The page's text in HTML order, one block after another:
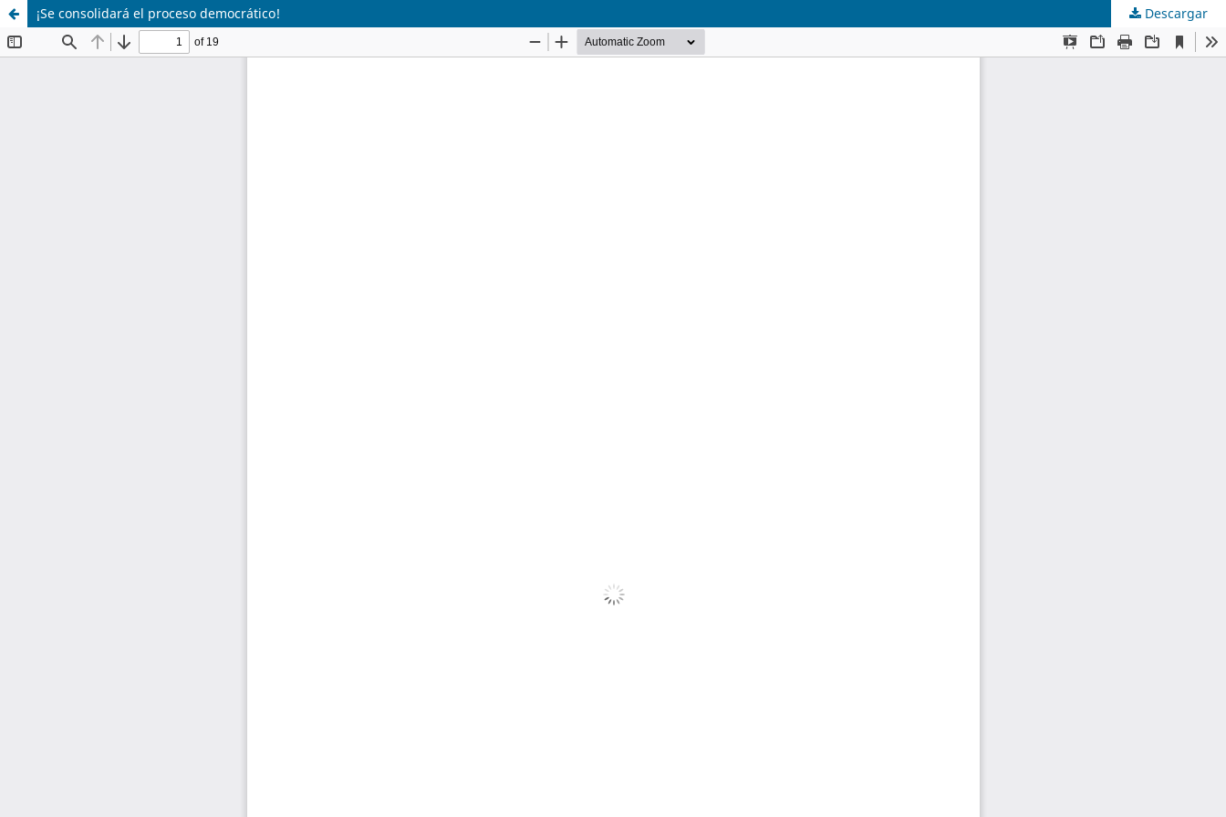
¡Se consolidará el proceso democrático! Descargar